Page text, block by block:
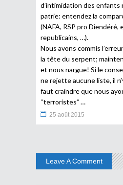
d’intimidation des enfants
patrie: entendez la
(NAFA, RSP pro Diendéré,
republicains, …).
Nous avons commis
la tête du serpent;
et nous nargue! Si le
ne rejette aucune liste, il
faut craindre que nous
“terroristes” …
25 août 2015
Leave A Comment